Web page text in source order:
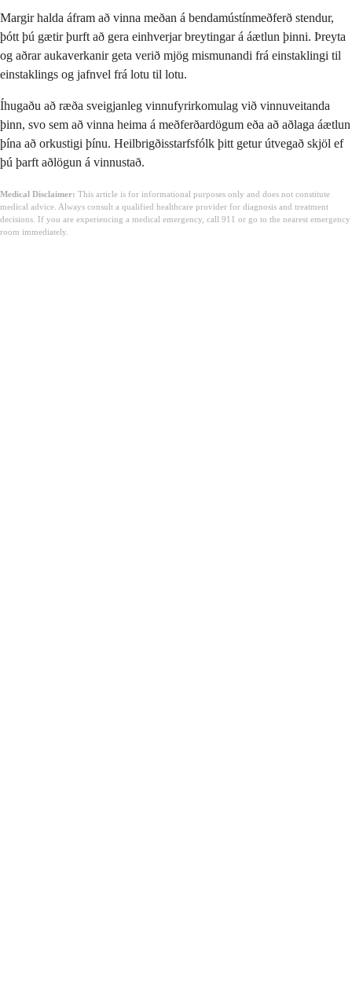
Margir halda áfram að vinna meðan á bendamústínmeðferð stendur,
þótt þú gætir þurft að gera einhverjar breytingar á áætlun þinni. Þreyta
og aðrar aukaverkanir geta verið mjög mismunandi frá einstaklingi til
einstaklings og jafnvel frá lotu til lotu.
Íhugaðu að ræða sveigjanleg vinnufyrirkomulag við vinnuveitanda
þinn, svo sem að vinna heima á meðferðardögum eða að aðlaga áætlun
þína að orkustigi þínu. Heilbrigðisstarfsfólk þitt getur útvegað skjöl ef
þú þarft aðlögun á vinnustað.
Medical Disclaimer: This article is for informational purposes only and does not constitute
medical advice. Always consult a qualified healthcare provider for diagnosis and treatment
decisions. If you are experiencing a medical emergency, call 911 or go to the nearest emergency
room immediately.